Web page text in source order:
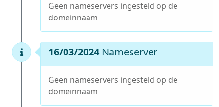
Geen nameservers ingesteld op de
domeinnaam
16/03/2024 Nameserver
Geen nameservers ingesteld op de
domeinnaam